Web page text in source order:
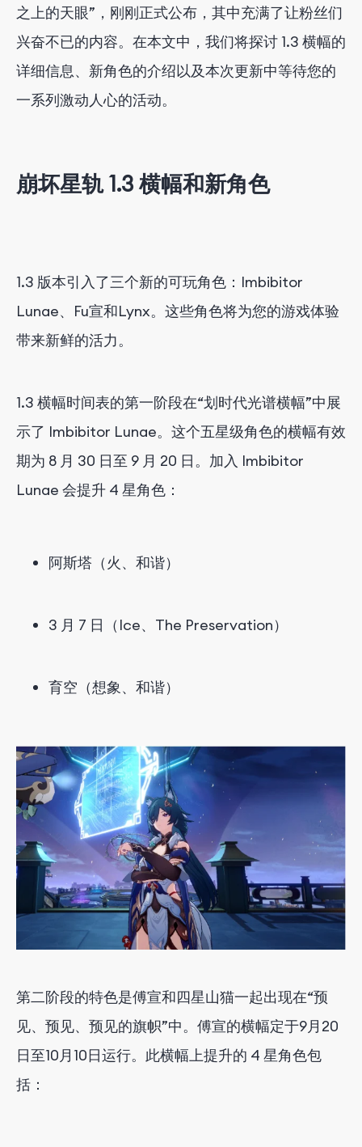
之上的天眼”，刚刚正式公布，其中充满了让粉丝们
兴奋不已的内容。在本文中，我们将探讨 1.3 横幅的
详细信息、新角色的介绍以及本次更新中等待您的
一系列激动人心的活动。
崩坏星轨 1.3 横幅和新角色
1.3 版本引入了三个新的可玩角色：Imbibitor
Lunae、Fu宣和Lynx。这些角色将为您的游戏体验
带来新鲜的活力。
1.3 横幅时间表的第一阶段在“划时代光谱横幅”中展
示了 Imbibitor Lunae。这个五星级角色的横幅有效
期为 8 月 30 日至 9 月 20 日。加入 Imbibitor
Lunae 会提升 4 星角色：
阿斯塔（火、和谐）
3 月 7 日（Ice、The Preservation）
育空（想象、和谐）
第二阶段的特色是傅宣和四星山猫一起出现在“预
见、预见、预见的旗帜”中。傅宣的横幅定于9月20
日至10月10日运行。此横幅上提升的 4 星角色包
括：